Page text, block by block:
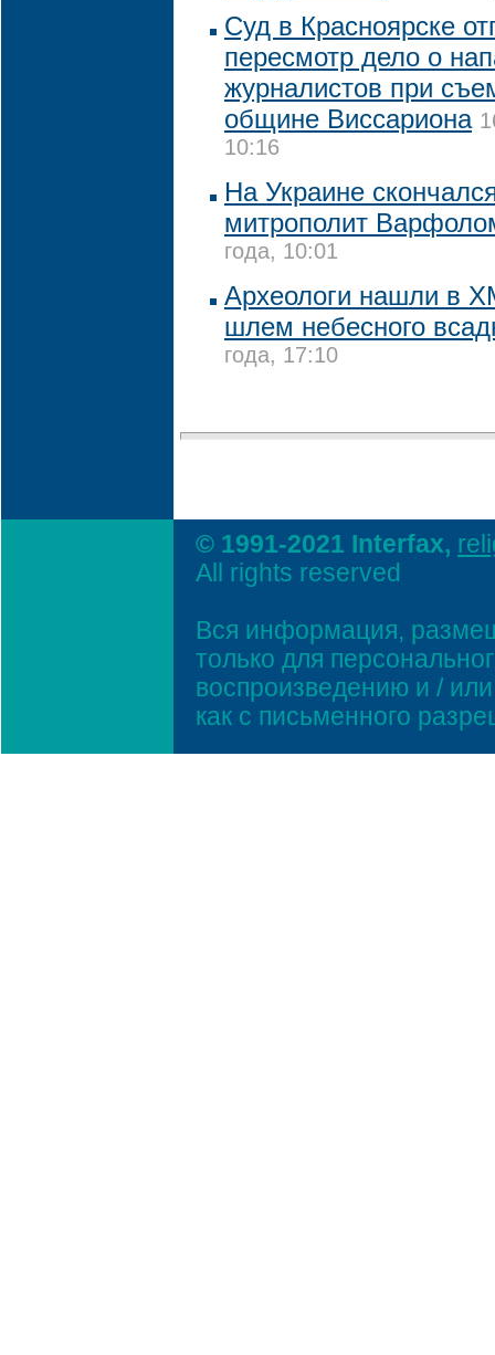
Суд в Красноярске
пересмотр дело о
журналистов при
общине Виссариона
10:16
На Украине
митрополит
года, 10:01
Археологи нашли в
шлем небесного
года, 17:10
© 1991-2021 Interfax,
All rights reserved
Вся информация,
только для
воспроизведению и /
как с письменного